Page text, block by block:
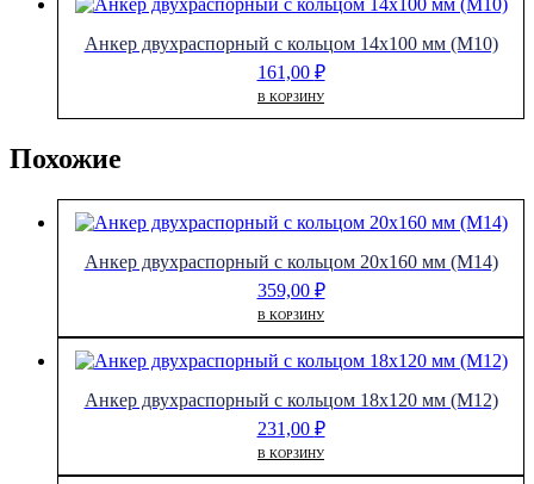
Анкер двухраспорный с кольцом 14х100 мм (М10)
161,00 ₽
В КОРЗИНУ
Похожие
Анкер двухраспорный с кольцом 20х160 мм (М14)
359,00 ₽
В КОРЗИНУ
Анкер двухраспорный с кольцом 18х120 мм (М12)
231,00 ₽
В КОРЗИНУ